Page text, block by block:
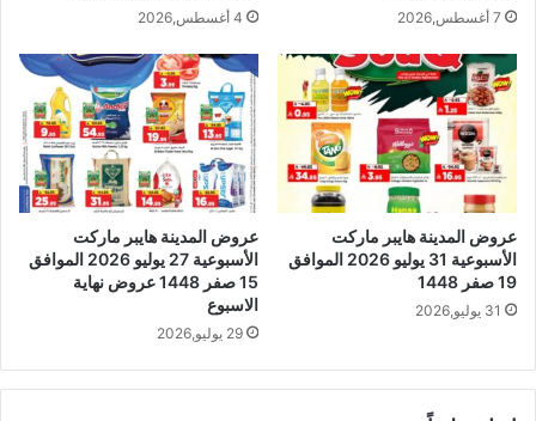
7 أغسطس,2026 4 أغسطس,2026
عروض المدينة هايبر ماركت
الأسبوعية 31 يوليو 2026 الموافق
19 صفر 1448
31 يوليو,2026
عروض المدينة هايبر ماركت
الأسبوعية 27 يوليو 2026 الموافق
15 صفر 1448 عروض نهاية
الاسبوع
29 يوليو,2026